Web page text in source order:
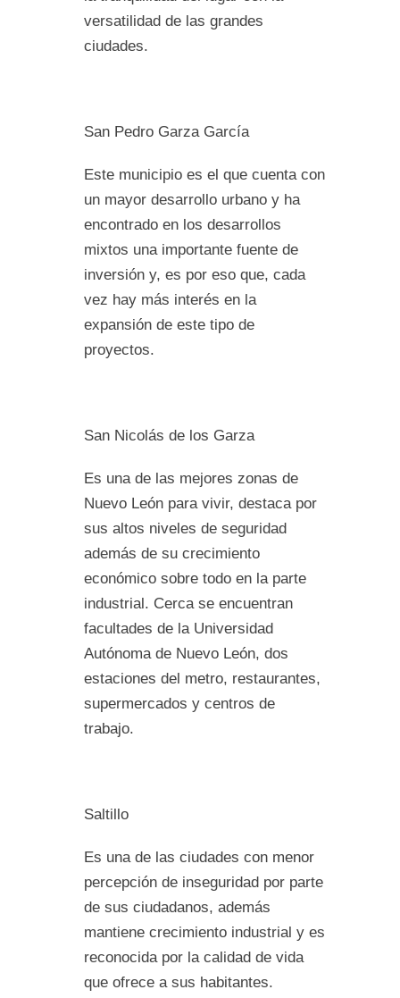
versatilidad de las grandes
ciudades.
San Pedro Garza García
Este municipio es el que cuenta con
un mayor desarrollo urbano y ha
encontrado en los desarrollos
mixtos una importante fuente de
inversión y, es por eso que, cada
vez hay más interés en la
expansión de este tipo de
proyectos.
San Nicolás de los Garza
Es una de las mejores zonas de
Nuevo León para vivir, destaca por
sus altos niveles de seguridad
además de su crecimiento
económico sobre todo en la parte
industrial. Cerca se encuentran
facultades de la Universidad
Autónoma de Nuevo León, dos
estaciones del metro, restaurantes,
supermercados y centros de
trabajo.
Saltillo
Es una de las ciudades con menor
percepción de inseguridad por parte
de sus ciudadanos, además
mantiene crecimiento industrial y es
reconocida por la calidad de vida
que ofrece a sus habitantes.